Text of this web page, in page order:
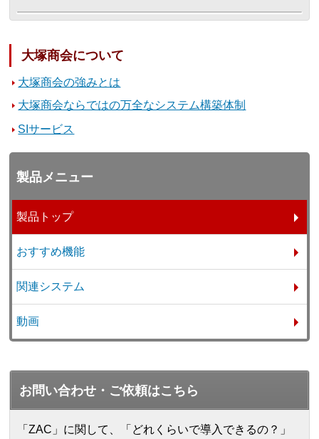
大塚商会について
大塚商会の強みとは
大塚商会ならではの万全なシステム構築体制
SIサービス
製品メニュー
製品トップ
おすすめ機能
関連システム
動画
お問い合わせ・ご依頼はこちら
「ZAC」に関して、「どれくらいで導入できるの？」